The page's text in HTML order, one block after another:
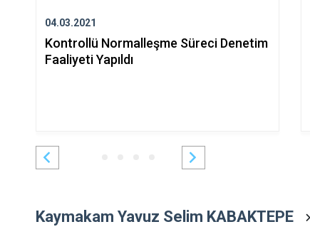
04.03.2021
Kontrollü Normalleşme Süreci Denetim
Faaliyeti Yapıldı
Kaymakam Yavuz Selim KABAKTEPE